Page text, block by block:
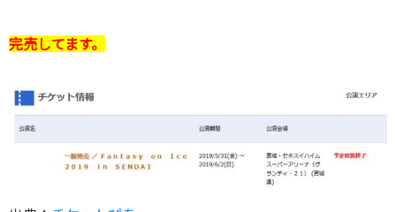
完売してます。